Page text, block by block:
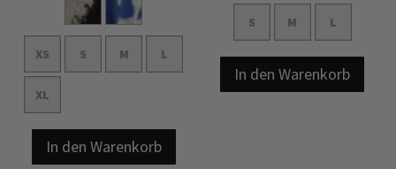
XS S M L
XL
In den Warenkorb
S M L
In den Warenkorb